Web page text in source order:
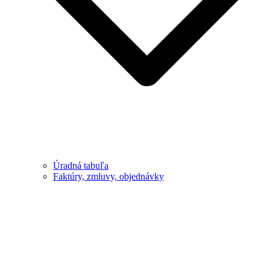
Úradná tabuľa
Faktúry, zmluvy, objednávky